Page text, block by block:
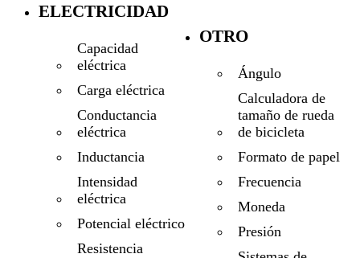
ELECTRICIDAD
Capacidad
eléctrica
Carga eléctrica
Conductancia
eléctrica
Inductancia
Intensidad
eléctrica
Potencial eléctrico
Resistencia
OTRO
Ángulo
Calculadora de
tamaño de rueda
de bicicleta
Formato de papel
Frecuencia
Moneda
Presión